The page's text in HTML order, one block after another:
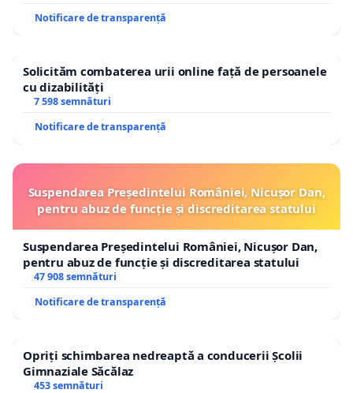
Notificare de transparență
Solicităm combaterea urii online față de persoanele
cu dizabilități
7 598 semnături
Notificare de transparență
Suspendarea Președintelui României, Nicușor Dan,
pentru abuz de funcție și discreditarea statului
Suspendarea Președintelui României, Nicușor Dan,
pentru abuz de funcție și discreditarea statului
47 908 semnături
Notificare de transparență
Opriți schimbarea nedreaptă a conducerii Școlii
Gimnaziale Săcălaz
453 semnături